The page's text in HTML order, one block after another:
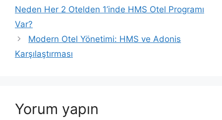
Neden Her 2 Otelden 1’inde HMS Otel Programı
Var?
Modern Otel Yönetimi: HMS ve Adonis
Karşılaştırması
Yorum yapın